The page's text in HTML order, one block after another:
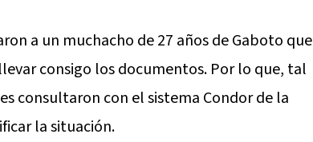
a un muchacho de 27 años de Gaboto que
consigo los documentos. Por lo que, tal
consultaron con el sistema Condor de la
la situación.